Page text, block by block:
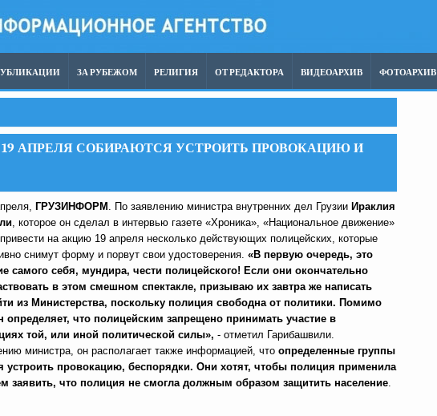
ЗА РУБЕЖОМ РЕЛИГИЯ ОТ РЕДАКТОРА ВИДЕОАРХИВ ФОТОАРХИВ
АПРЕЛЯ СОБИРАЮТСЯ УСТРОИТЬ ПРОВОКАЦИЮ И
ГРУЗИНФОРМ . По заявлению министра внутренних дел Грузии Ираклия
, которое он сделал в интервью газете «Хроника», «Национальное движение»
на акцию 19 апреля несколько действующих полицейских, которые
снимут форму и порвут свои удостоверения. «В первую очередь, это
самого себя, мундира, чести полицейского! Если они окончательно
в этом смешном спектакле, призываю их завтра же написать
из Министерства, поскольку полиция свободна от политики. Помимо
определяет, что полицейским запрещено принимать участие в
той, или иной политической силы», - отметил Гарибашвили.
министра, он располагает также информацией, что определенные группы
устроить провокацию, беспорядки. Они хотят, чтобы полиция применила
заявить, что полиция не смогла должным образом защитить население.